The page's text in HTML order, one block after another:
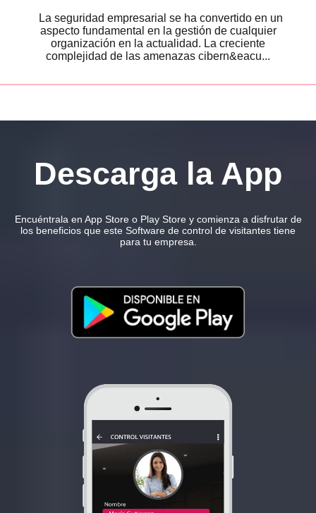
La seguridad empresarial se ha convertido en un
aspecto fundamental en la gestión de cualquier
organización en la actualidad. La creciente
complejidad de las amenazas cibern&eacu...
Descarga la App
Encuéntrala en App Store o Play Store y comienza a disfrutar de
los beneficios que este Software de control de visitantes tiene
para tu empresa.